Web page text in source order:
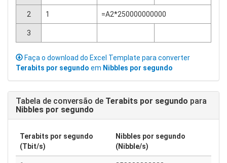
2 1 =A2*250000000000
3
Faça o download do Excel Template para converter
Terabits por segundo em Nibbles por segundo
Tabela de conversão de Terabits por segundo para
Nibbles por segundo
Terabits por segundo
(Tbit/s)
Nibbles por segundo
(Nibble/s)